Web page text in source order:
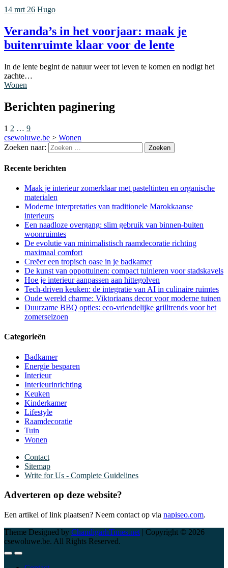
14 mrt 26 Hugo
Veranda’s in het voorjaar: maak je
buitenruimte klaar voor de lente
In de lente begint de natuur weer tot leven te komen en nodigt het
zachte…
Wonen
Berichten paginering
1 2 … 9
csewoluwe.be > Wonen
Zoeken naar:
Recente berichten
Maak je interieur zomerklaar met pasteltinten en organische
materialen
Moderne interpretaties van traditionele Marokkaanse
interieurs
Een naadloze overgang: slim gebruik van binnen-buiten
woonruimtes
De evolutie van minimalistisch raamdecoratie richting
maximaal comfort
Creëer een tropisch oase in je badkamer
De kunst van oppottuinen: compact tuinieren voor stadskavels
Hoe je interieur aanpassen aan hittegolven
Tech-driven keuken: de integratie van AI in culinaire ruimtes
Oude wereld charme: Viktoriaans decor voor moderne tuinen
Duurzame BBQ opties: eco-vriendelijke grilltrends voor het
zomerseizoen
Categorieën
Badkamer
Energie besparen
Interieur
Interieurinrichting
Keuken
Kinderkamer
Lifestyle
Raamdecoratie
Tuin
Wonen
Contact
Sitemap
Write for Us - Complete Guidelines
Adverteren op deze website?
Een artikel of link plaatsen? Neem contact op via napiseo.com.
Theme Designed by ChandigarhTimes.net | Copyright © 2026
csewoluwe.be. All Rights Reserved.